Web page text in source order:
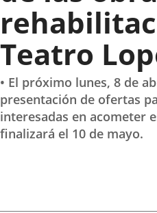
Teatro
• El próximo lunes, 8 de
presentación de ofertas
interesadas en acometer
finalizará el 10 de mayo.